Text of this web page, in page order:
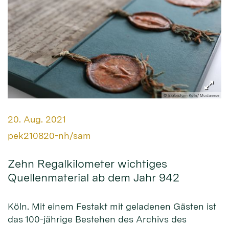
© Erzbistum Köln/ Modanese
Datum:
20. Aug. 2021
Von:
pek210820-nh/sam
Zehn Regalkilometer wichtiges
Quellenmaterial ab dem Jahr 942
Köln. Mit einem Festakt mit geladenen Gästen ist
das 100-jährige Bestehen des Archivs des